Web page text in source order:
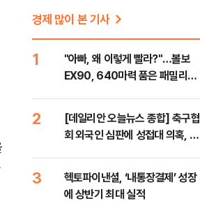
경제 많이 본 기사
1
"아빠, 왜 이렇게 빨라?"…볼보
EX90, 640마력 품은 패밀리카
2
[데일리안 오늘뉴스 종합] 축구협
회 외국인 심판에 성접대 의혹, 李
이닉스 프리마켓 시초가 논란 재
점화, 김민석 "과반 승리 가능성
3
헥토파이낸셜, ‘내통장결제’ 성장
에 상반기 최대 실적